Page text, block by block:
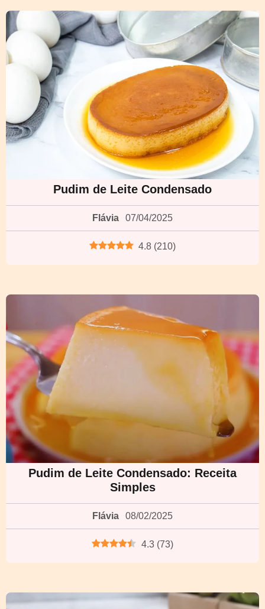
Pudim de Leite Condensado
Flávia 07/04/2025
4.8 (210)
Pudim de Leite Condensado: Receita
Simples
Flávia 08/02/2025
4.3 (73)